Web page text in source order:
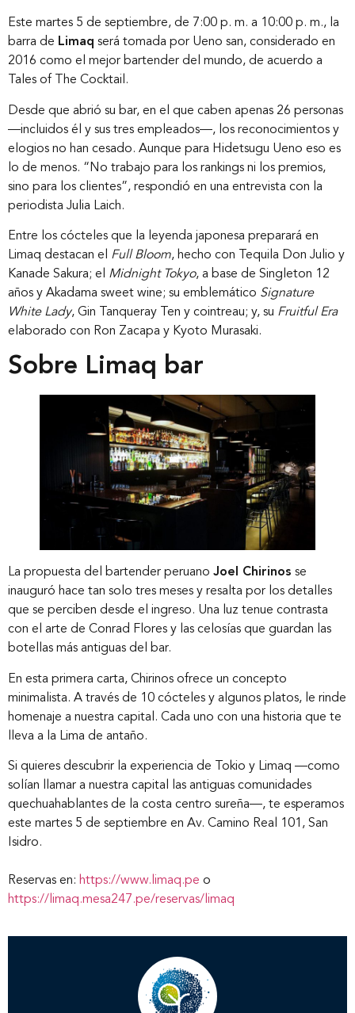
Inicio
Nosotros
Este martes 5 de septiembre, de 7:00 p. m. a 10:00 p. m., la
barra de Limaq será tomada por Ueno san, considerado en
2016 como el mejor bartender del mundo, de acuerdo a
Tales of The Cocktail.
Desde que abrió su bar, en el que caben apenas 26 personas
—incluidos él y sus tres empleados—, los reconocimientos y
elogios no han cesado. Aunque para Hidetsugu Ueno eso es
lo de menos. “No trabajo para los rankings ni los premios,
sino para los clientes”, respondió en una entrevista con la
periodista Julia Laich.
Entre los cócteles que la leyenda japonesa preparará en
Limaq destacan el Full Bloom, hecho con Tequila Don Julio y
Kanade Sakura; el Midnight Tokyo, a base de Singleton 12
años y Akadama sweet wine; su emblemático Signature
White Lady, Gin Tanqueray Ten y cointreau; y, su Fruitful Era
elaborado con Ron Zacapa y Kyoto Murasaki.
Sobre Limaq bar
La propuesta del bartender peruano Joel Chirinos se
inauguró hace tan solo tres meses y resalta por los detalles
que se perciben desde el ingreso. Una luz tenue contrasta
con el arte de Conrad Flores y las celosías que guardan las
botellas más antiguas del bar.
En esta primera carta, Chirinos ofrece un concepto
minimalista. A través de 10 cócteles y algunos platos, le rinde
homenaje a nuestra capital. Cada uno con una historia que te
lleva a la Lima de antaño.
Si quieres descubrir la experiencia de Tokio y Limaq —como
solían llamar a nuestra capital las antiguas comunidades
quechuahablantes de la costa centro sureña—, te esperamos
este martes 5 de septiembre en Av. Camino Real 101, San
Isidro.
Reservas en: https://www.limaq.pe o
https://limaq.mesa247.pe/reservas/limaq